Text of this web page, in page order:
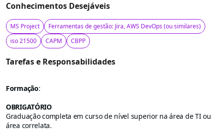
Conhecimentos Desejáveis
MS Project
Ferramentas de gestão: Jira, AWS DevOps (ou similares)
iso 21500
CAPM CBPP
Tarefas e Responsabilidades
Formação:
OBRIGATÓRIO
Graduação completa em curso de nível superior na área de TI ou
área correlata.